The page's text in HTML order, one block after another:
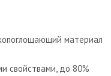
материал
свойствами, до 80%